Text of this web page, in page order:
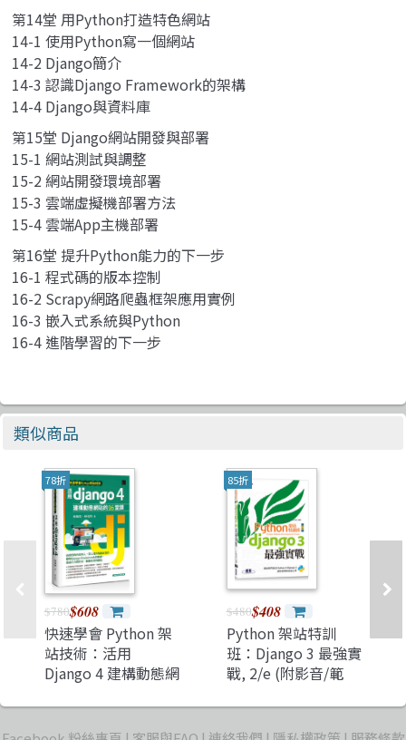
第14堂 用Python打造特色網站
14-1 使用Python寫一個網站
14-2 Django簡介
14-3 認識Django Framework的架構
14-4 Django與資料庫
第15堂 Django網站開發與部署
15-1 網站測試與調整
15-2 網站開發環境部署
15-3 雲端虛擬機部署方法
15-4 雲端App主機部署
第16堂 提升Python能力的下一步
16-1 程式碼的版本控制
16-2 Scrapy網路爬蟲框架應用實例
16-3 嵌入式系統與Python
16-4 進階學習的下一步
類似商品
78折
$780$608
快速學會 Python 架
站技術：活用
Django 4 建構動態網
85折
$480$408
Python 架站特訓
班：Django 3 最強實
戰, 2/e (附影音/範